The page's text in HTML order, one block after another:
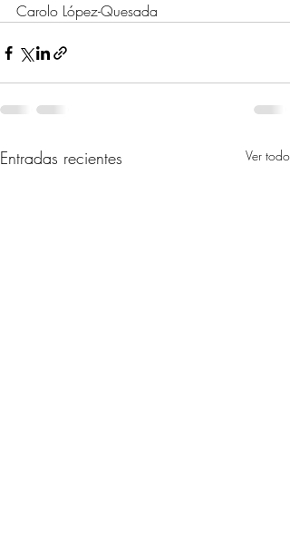
Carolo López-Quesada
Entradas recientes Ver todo